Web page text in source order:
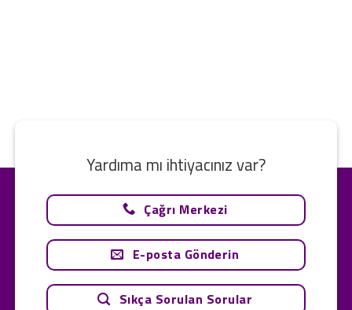
Yardıma mı ihtiyacınız var?
Çağrı Merkezi
E-posta Gönderin
Sıkça Sorulan Sorular